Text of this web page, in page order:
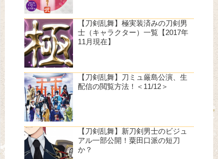
【刀剣乱舞】極実装済みの刀剣男
士（キャラクター）一覧【2017年
11月現在】
【刀剣乱舞】刀ミュ厳島公演、生
配信の閲覧方法！＜11/12＞
【刀剣乱舞】新刀剣男士のビジュ
アル一部公開！粟田口派の短刀
か？